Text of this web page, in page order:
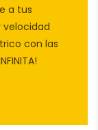
para
y piedras
a tus
velocidad
con las